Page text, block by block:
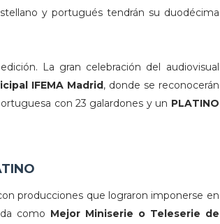
y portugués tendrán su duodécima
La gran celebración del audiovisual
IFEMA Madrid, donde se reconocerán
con 23 galardones y un PLATINO
producciones que lograron imponerse en
como Mejor Miniserie o Teleserie de